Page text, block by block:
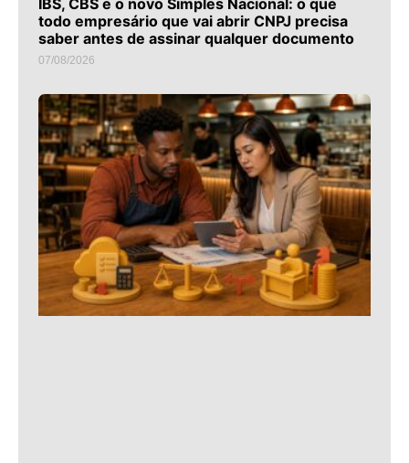
IBS, CBS e o novo Simples Nacional: o que
todo empresário que vai abrir CNPJ precisa
saber antes de assinar qualquer documento
07/08/2026